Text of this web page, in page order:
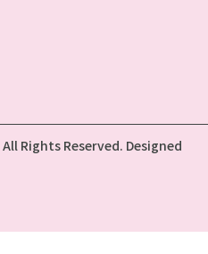
All Rights Reserved. Designed